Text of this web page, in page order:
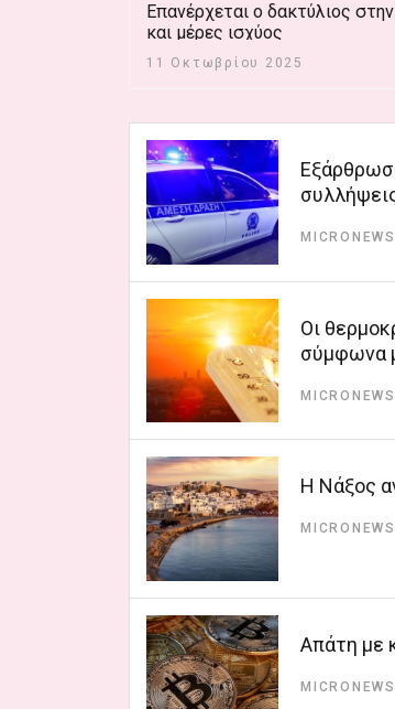
Επανέρχεται ο δακτύλιος
και μέρες ισχύος
11 Οκτωβρίου 2025
MICRONEWS
Οι
σύμφωνα
MICRONEWS
Η Νάξος
MICRONEWS
Απάτη με
MICRONEWS